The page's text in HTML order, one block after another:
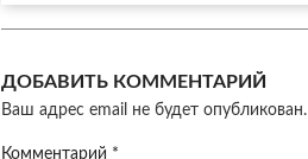
ДОБАВИТЬ КОММЕНТАРИЙ
Ваш адрес email не будет опубликован.
Комментарий *